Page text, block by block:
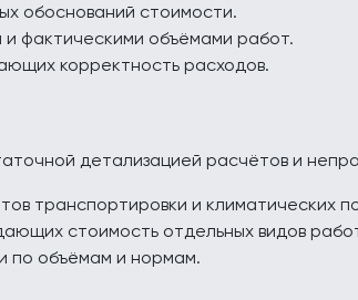
обоснований стоимости.
фактическими объёмами работ.
корректность расходов.
детализацией расчётов и
транспортировки и климатических
стоимость отдельных видов
по объёмам и нормам.